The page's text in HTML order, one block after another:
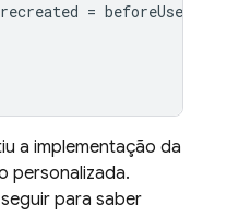
=
a implementação da
personalizada.
para saber